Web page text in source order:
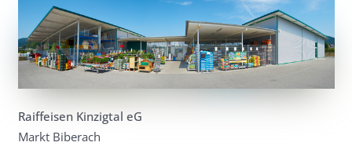
Raiffeisen Kinzigtal eG
Markt Biberach